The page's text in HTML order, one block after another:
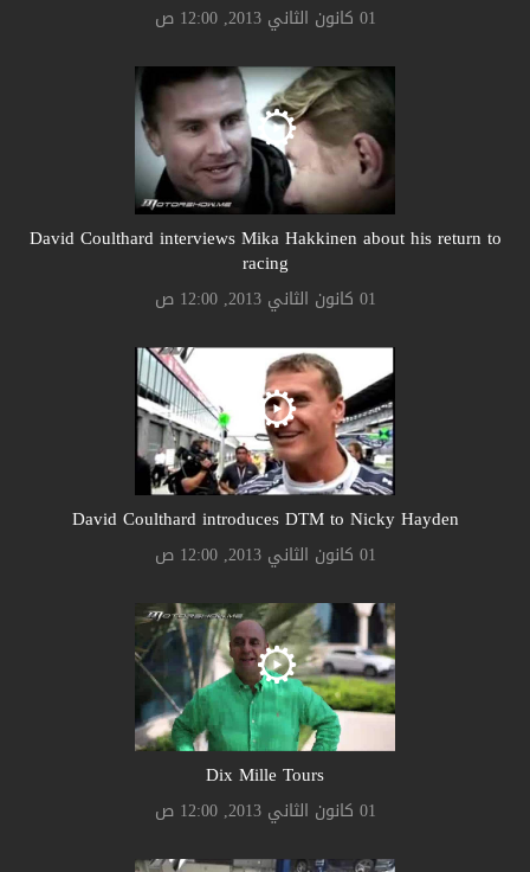
01 كانون الثاني 2013, 12:00 ص
David Coulthard interviews Mika Hakkinen about his return to
racing
01 كانون الثاني 2013, 12:00 ص
David Coulthard introduces DTM to Nicky Hayden
01 كانون الثاني 2013, 12:00 ص
Dix Mille Tours
01 كانون الثاني 2013, 12:00 ص